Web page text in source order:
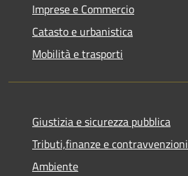
Imprese e Commercio
Catasto e urbanistica
Mobilità e trasporti
Giustizia e sicurezza pubblica
Tributi,finanze e contravvenzioni
Ambiente